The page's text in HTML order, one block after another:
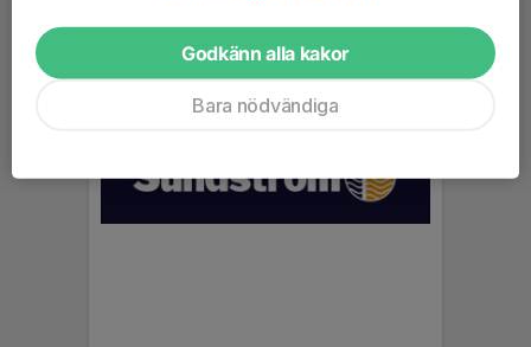
Godkänn alla kakor
Bara nödvändiga